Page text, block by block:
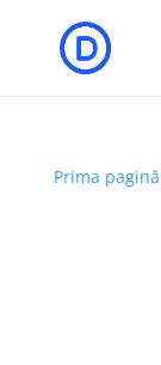
Prima pagină